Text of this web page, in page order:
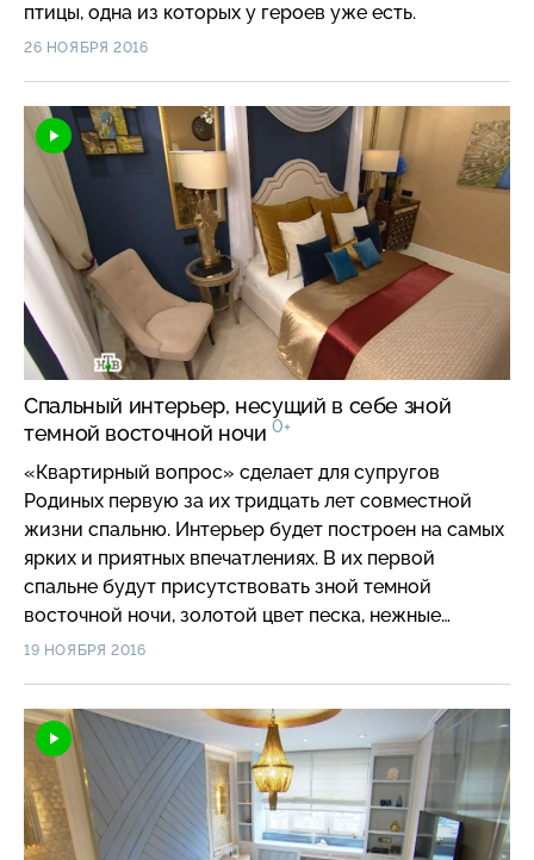
птицы, одна из которых у героев уже есть.
26 НОЯБРЯ 2016
Спальный интерьер, несущий в себе зной
темной восточной ночи0+
«Квартирный вопрос» сделает для супругов
Родиных первую за их тридцать лет совместной
жизни спальню. Интерьер будет построен на самых
ярких и приятных впечатлениях. В их первой
спальне будут присутствовать зной темной
восточной ночи, золотой цвет песка, нежные
облака, несущие прохладный ветер, лепестки
19 НОЯБРЯ 2016